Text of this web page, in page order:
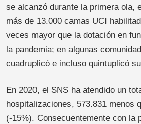
se alcanzó durante la primera ola,
más de 13.000 camas UCI
veces mayor que la dotación en
la pandemia; en algunas
cuadruplicó e incluso quintuplicó
En 2020, el SNS ha atendido un
hospitalizaciones, 573.831 menos
(-15%). Consecuentemente con la